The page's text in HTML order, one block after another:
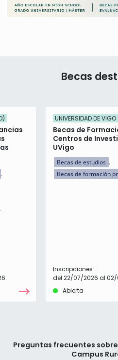
Becas
UNIVERSIDAD DE
Becas de
Centros de
UVigo
Becas de estudios
Becas de formación
Inscripciones:
del 22/07/2026 al
Abierta
Preguntas frecuentes
Campus